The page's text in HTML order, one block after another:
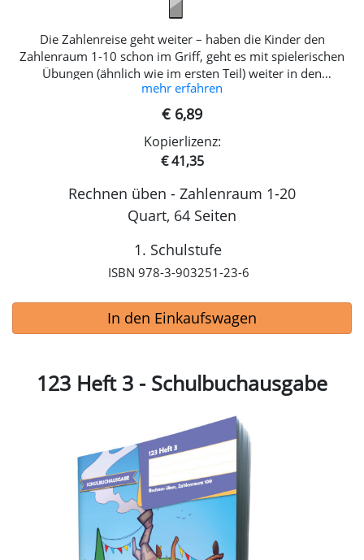
Die Zahlenreise geht weiter – haben die Kinder den
Zahlenraum 1-10 schon im Griff, geht es mit spielerischen
Übungen (ähnlich wie im ersten Teil) weiter in den
erweiterten Zahlenraum. Inhalt-Zahlenraum bis 20-
Größenvergleiche Sortieren Zählen -Zehner und Einer
Verbinden-Addieren und Subtrahieren-Umkehraufgaben-
Sachaufgaben-und vieles mehr
mehr erfahren
€ 6,89
Kopierlizenz:
€ 41,35
Rechnen üben - Zahlenraum 1-20
Quart, 64 Seiten
1. Schulstufe
ISBN 978-3-903251-23-6
In den Einkaufswagen
123 Heft 3 - Schulbuchausgabe